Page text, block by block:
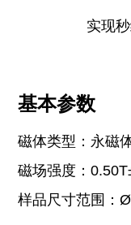
实现
基本参数
磁体类型：永磁
磁场强度：
样品尺寸范围：